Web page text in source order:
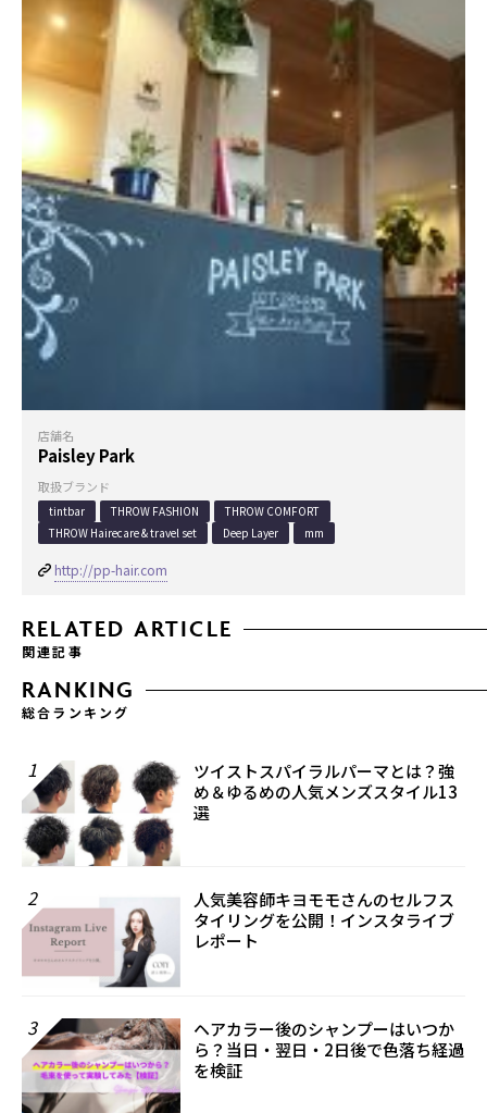
店舗名
Paisley Park
取扱ブランド
tintbar THROW FASHION
THROW COMFORT
THROW Hairecare & travel set
Deep Layer mm
http://pp-hair.com
RELATED ARTICLE
関連記事
RANKING
総合ランキング
1
ツイストスパイラルパーマとは？強
め＆ゆるめの人気メンズスタイル13
選
2
人気美容師キヨモモさんのセルフス
タイリングを公開！インスタライブ
レポート
3
ヘアカラー後のシャンプーはいつか
ら？当日・翌日・2日後で色落ち経過
を検証